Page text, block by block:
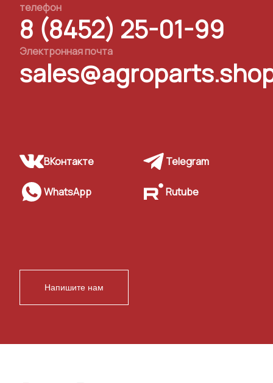
телефон
8 (8452) 25-01-99
Электронная почта
ВКонтакте Telegram
WhatsApp Rutube
Напишите нам